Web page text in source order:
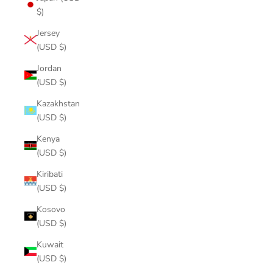
$)
Jersey
(USD $)
Jordan
(USD $)
Kazakhstan
(USD $)
Kenya
(USD $)
Kiribati
(USD $)
Kosovo
(USD $)
Kuwait
(USD $)